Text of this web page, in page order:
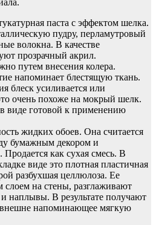
паста с эффектом шелка.
пудру, перламутровый
волокна. В качестве
прозрачный акрил.
путем внесения колера.
напоминает блестящую ткань.
блеск усиливается или
очень похоже на мокрый шелк.
виде готовой к применению
жидких обоев. Она считается
бумажным декором и
как сухая смесь. В
виде это плотная пластичная
разбухшая целлюлоза. Ее
на стены, разглаживают
наплывы. В результате получают
напоминающее мягкую